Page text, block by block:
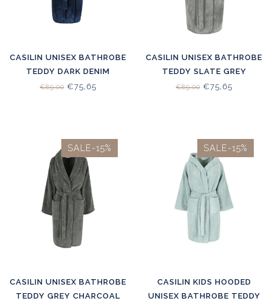
CASILIN UNISEX BATHROBE
TEDDY DARK DENIM
€89,00€75,65
CASILIN UNISEX BATHROBE
TEDDY SLATE GREY
€89,00€75,65
SALE-15%
CASILIN UNISEX BATHROBE
TEDDY GREY CHARCOAL
SALE-15%
CASILIN KIDS HOODED
UNISEX BATHROBE TEDDY